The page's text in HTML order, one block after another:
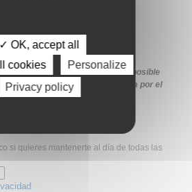
la web de la ayuda. En caso de posible
la información proporcionada por el
en sus medios oficiales.
si quieres mantenerte al día de todas las
✓ OK, accept all
cookies
Personalize
Privacy policy